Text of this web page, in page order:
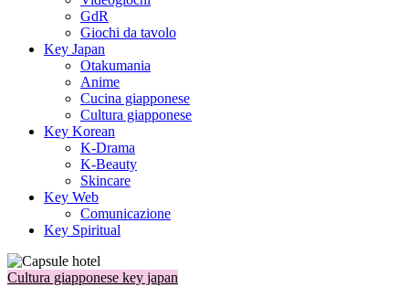
GdR
Giochi da tavolo
Key Japan
Otakumania
Anime
Cucina giapponese
Cultura giapponese
Key Korean
K-Drama
K-Beauty
Skincare
Key Web
Comunicazione
Key Spiritual
Cultura giapponese key japan